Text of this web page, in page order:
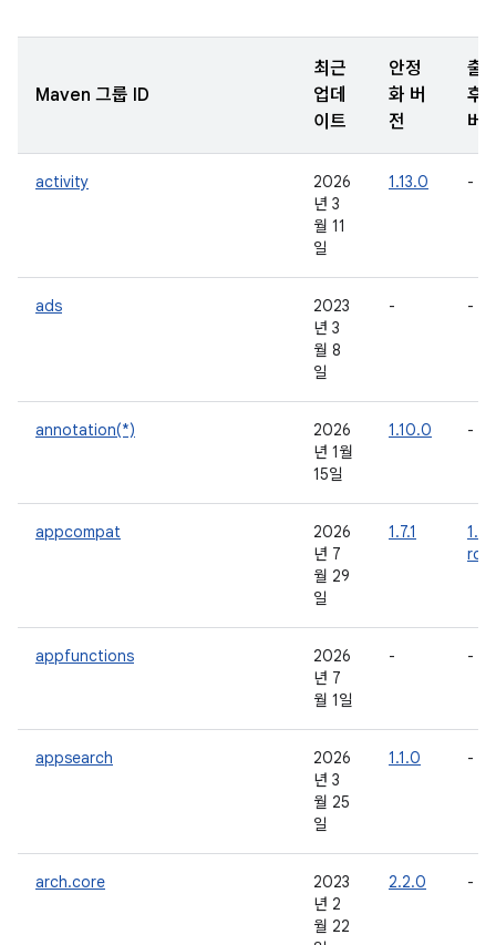
Maven 그룹 ID
최근
업데
이트
안정
화 버
전
출
후
버
activity
2026
년 3
월 11
일
1.13.0 -
ads
2023
년 3
월 8
일
- -
annotation(*)
2026
년 1월
15일
1.10.0 -
appcompat
2026
년 7
월 29
일
1.7.1
appfunctions
2026
년 7
월 1일
- -
appsearch
2026
년 3
월 25
일
1.1.0 -
arch.core
2023
년 2
월 22
2.2.0 -